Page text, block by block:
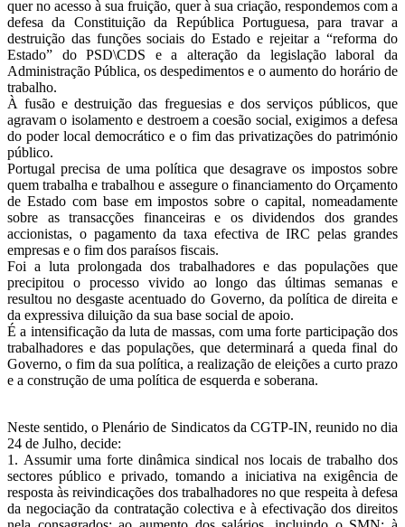
quer no acesso à sua fruição, quer à sua criação, respondemos com a
defesa da Constituição da República Portuguesa, para travar a
destruição das funções sociais do Estado e rejeitar a “reforma do
Estado” do PSD\CDS e a alteração da legislação laboral da
Administração Pública, os despedimentos e o aumento do horário de
trabalho.
À fusão e destruição das freguesias e dos serviços públicos, que
agravam o isolamento e destroem a coesão social, exigimos a defesa
do poder local democrático e o fim das privatizações do património
público.
Portugal precisa de uma política que desagrave os impostos sobre
quem trabalha e trabalhou e assegure o financiamento do Orçamento
de Estado com base em impostos sobre o capital, nomeadamente
sobre as transacções financeiras e os dividendos dos grandes
accionistas, o pagamento da taxa efectiva de IRC pelas grandes
empresas e o fim dos paraísos fiscais.
Foi a luta prolongada dos trabalhadores e das populações que
precipitou o processo vivido ao longo das últimas semanas e
resultou no desgaste acentuado do Governo, da política de direita e
da expressiva diluição da sua base social de apoio.
É a intensificação da luta de massas, com uma forte participação dos
trabalhadores e das populações, que determinará a queda final do
Governo, o fim da sua política, a realização de eleições a curto prazo
e a construção de uma política de esquerda e soberana.
Neste sentido, o Plenário de Sindicatos da CGTP-IN, reunido no dia
24 de Julho, decide:
1. Assumir uma forte dinâmica sindical nos locais de trabalho dos
sectores público e privado, tomando a iniciativa na exigência de
resposta às reivindicações dos trabalhadores no que respeita à defesa
da negociação da contratação colectiva e à efectivação dos direitos